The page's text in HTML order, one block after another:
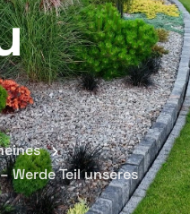
Werde Teil unseres